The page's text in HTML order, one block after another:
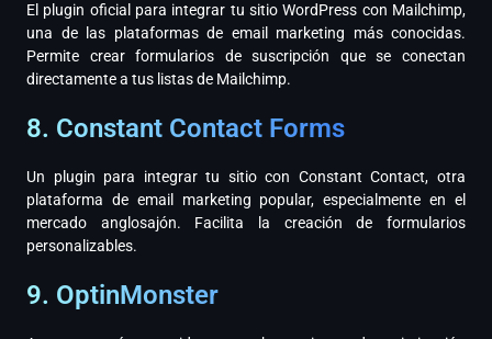
El plugin oficial para integrar tu sitio WordPress con Mailchimp,
una de las plataformas de email marketing más conocidas.
Permite crear formularios de suscripción que se conectan
directamente a tus listas de Mailchimp.
8. Constant Contact Forms
Un plugin para integrar tu sitio con Constant Contact, otra
plataforma de email marketing popular, especialmente en el
mercado anglosajón. Facilita la creación de formularios
personalizables.
9. OptinMonster